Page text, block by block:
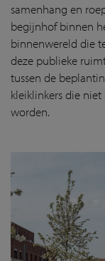
samenhang en
begijnhof binnen
binnenwereld die
deze publieke
tussen de
kleiklinkers die
worden.